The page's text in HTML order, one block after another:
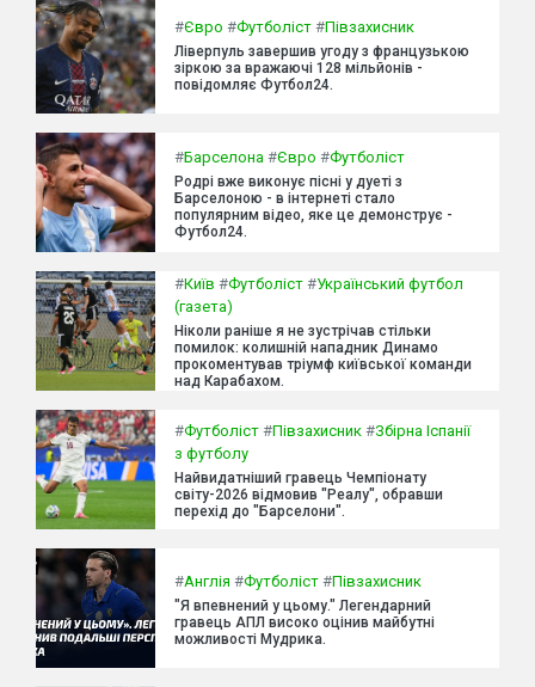
#Євро #Футболіст #Півзахисник
Ліверпуль завершив угоду з французькою
зіркою за вражаючі 128 мільйонів -
повідомляє Футбол24.
#Барселона #Євро #Футболіст
Родрі вже виконує пісні у дуеті з
Барселоною - в інтернеті стало
популярним відео, яке це демонструє -
Футбол24.
#Київ #Футболіст #Український футбол
(газета)
Ніколи раніше я не зустрічав стільки
помилок: колишній нападник Динамо
прокоментував тріумф київської команди
над Карабахом.
#Футболіст #Півзахисник #Збірна Іспанії
з футболу
Найвидатніший гравець Чемпіонату
світу-2026 відмовив "Реалу", обравши
перехід до "Барселони".
#Англія #Футболіст #Півзахисник
"Я впевнений у цьому." Легендарний
гравець АПЛ високо оцінив майбутні
можливості Мудрика.